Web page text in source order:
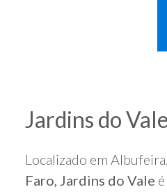
Jardins do Vale
Localizado em
Faro, Jardins do Vale